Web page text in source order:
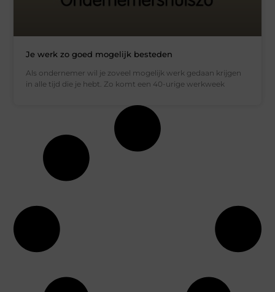
Je werk zo goed mogelijk besteden
Als ondernemer wil je zoveel mogelijk werk gedaan krijgen
in alle tijd die je hebt. Zo komt een 40-urige werkweek